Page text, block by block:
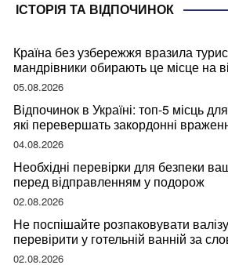
ІСТОРІЯ ТА ВІДПОЧИНОК
Країна без узбережжя вразила
мандрівники обирають це місце на
05.08.2026
Відпочинок в Україні: топ-5 місць
які перевершать закордонні
04.08.2026
Необхідні перевірки для безпеки
перед відправленням у подорож
02.08.2026
Не поспішайте розпаковувати
перевірити у готельній ванній за
мандрівниці
02.08.2026